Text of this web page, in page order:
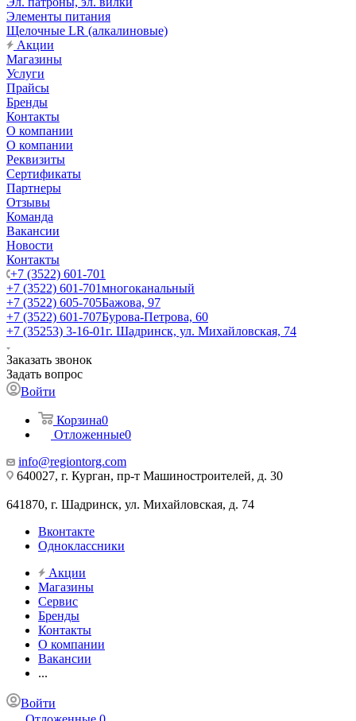
Элементы питания
Щелочные LR (алкалиновые)
Акции
Магазины
Услуги
Прайсы
Бренды
Контакты
О компании
О компании
Реквизиты
Сертификаты
Партнеры
Отзывы
Команда
Вакансии
Новости
Контакты
+7 (3522) 601-701
+7 (3522) 601-701многоканальный
+7 (3522) 605-705Бажова, 97
+7 (3522) 601-707Бурова-Петрова, 60
+7 (35253) 3-16-01г. Шадринск, ул. Михайловская, 74
Заказать звонок
Задать вопрос
Войти
Корзина0
Отложенные0
info@regiontorg.com
640027, г. Курган, пр-т Машиностроителей, д. 30
641870, г. Шадринск, ул. Михайловская, д. 74
Вконтакте
Одноклассники
Акции
Магазины
Сервис
Бренды
Контакты
О компании
Вакансии
...
Войти